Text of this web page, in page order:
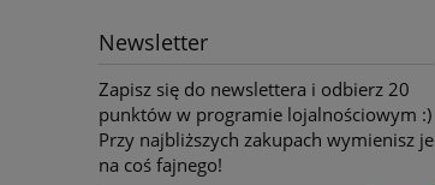
Newsletter
Zapisz się do newslettera i odbierz 20
punktów w programie lojalnościowym :)
Przy najbliższych zakupach wymienisz je
na coś fajnego!